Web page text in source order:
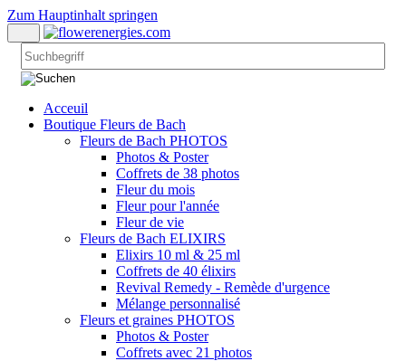
Zum Hauptinhalt springen
Acceuil
Boutique Fleurs de Bach
Fleurs de Bach PHOTOS
Photos & Poster
Coffrets de 38 photos
Fleur du mois
Fleur pour l'année
Fleur de vie
Fleurs de Bach ELIXIRS
Elixirs 10 ml & 25 ml
Coffrets de 40 élixirs
Revival Remedy - Remède d'urgence
Mélange personnalisé
Fleurs et graines PHOTOS
Photos & Poster
Coffrets avec 21 photos